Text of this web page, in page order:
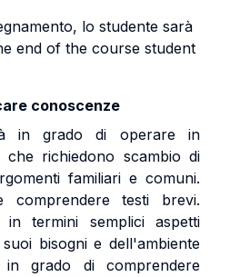
lo studente sarà
end of the course student
conoscenze
in grado di operare in
che richiedono scambio di
familiari e comuni.
comprendere testi brevi.
in termini semplici aspetti
bisogni e dell'ambiente
in grado di comprendere